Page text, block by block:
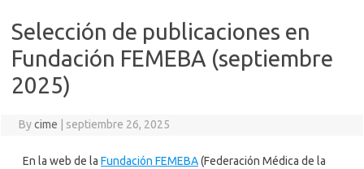
Selección de publicaciones en
Fundación FEMEBA (septiembre
2025)
Bycime septiembre 26, 2025
En la web de la Fundación FEMEBA(Federación Médica de la